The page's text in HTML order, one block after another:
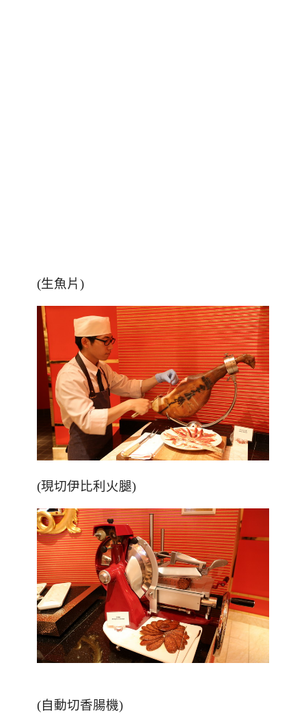
(生魚片)
(現切伊比利火腿)
(自動切香腸機)